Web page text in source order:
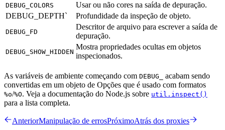
DEBUG_COLORS
Usar ou não cores na saída de depuração.
DEBUG_DEPTH`
Profundidade da inspeção de objeto.
DEBUG_FD
Descritor de arquivo para escrever a saída de
depuração.
DEBUG_SHOW_HIDDEN
Mostra propriedades ocultas em objetos
inspecionados.
As variáveis de ambiente começando com DEBUG_
acabam sendo
convertidas em um objeto de Opções que é usado com formatos
%o/%O. Veja a documentação do Node.js sobre util.inspect()
para a lista completa.
AnteriorManipulação de errosPróximoAtrás dos proxies